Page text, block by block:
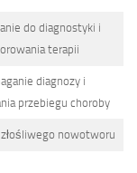
do diagnostyki i
terapii
diagnozy i
przebiegu choroby
złośliwego nowotworu